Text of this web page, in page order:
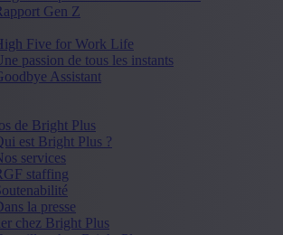
Gen Z
Five for Work Life
passion de tous les instants
Assistant
de Bright Plus
est Bright Plus ?
services
staffing
la presse
chez Bright Plus